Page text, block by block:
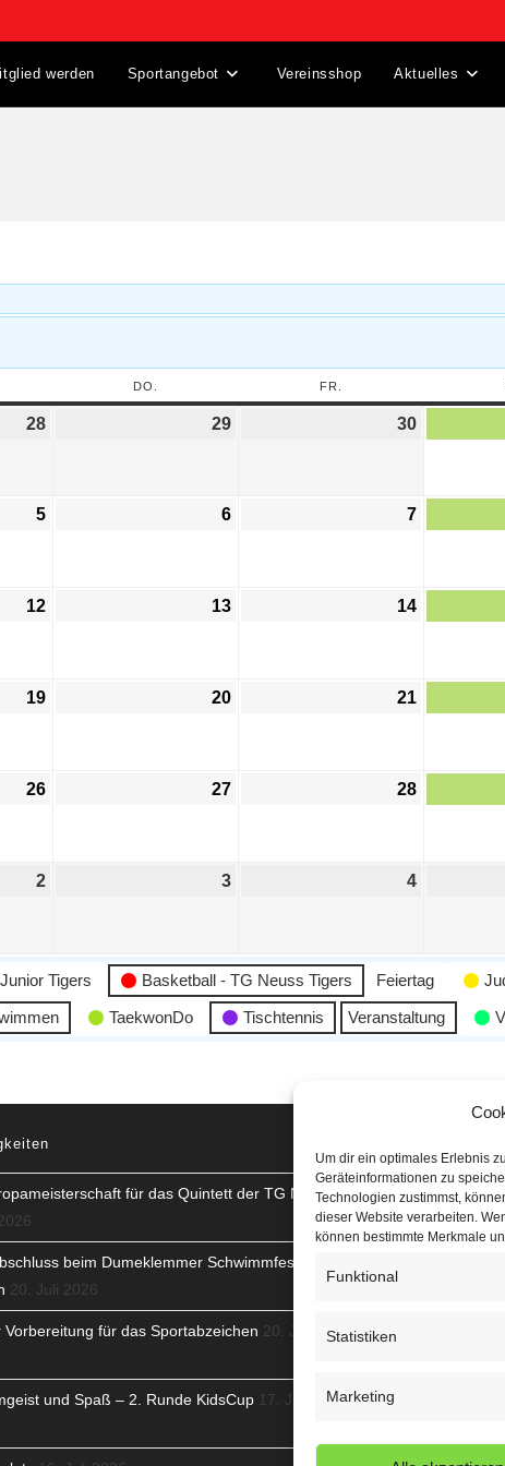
Um dir ein optimales Erlebnis
Geräteinformationen zu
Technologien zustimmst,
dieser Website verarbeiten.
können bestimmte Merkmale
Funktional
Statistiken
Marketing
werden Sportangebot Vereinsshop Aktuelles
DO. FR.
28 29 30
5 6 7
12 13 14
19 20 21
26 27 28
2 3 4
Tigers Basketball - TG Neuss Tigers Feiertag
TaekwonDo Tischtennis Veranstaltung
für das Quintett der TG Neuss
beim Dumeklemmer Schwimmfest in
20. Juli 2026
Vorbereitung für das Sportabzeichen 20. Juli
und Spaß – 2. Runde KidsCup 17. Juli
Höffner Run
Schnuppertag
Terminkalender
Nikolaus-Crosslauf
Capoeira Camp